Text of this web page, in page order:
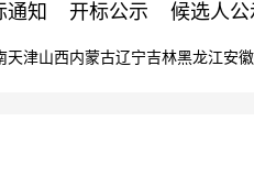
通知 开标公示 候选人公
天津山西内蒙古辽宁吉林黑龙江安徽